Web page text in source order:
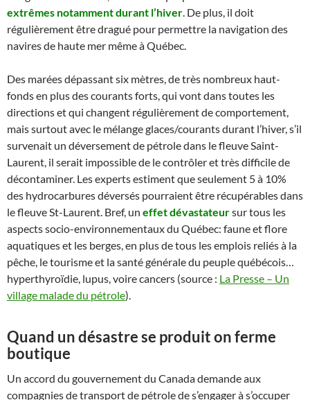
extrêmes notamment durant l’hiver. De plus, il doit
régulièrement être dragué pour permettre la navigation des
navires de haute mer même à Québec.
Des marées dépassant six mètres, de très nombreux haut-
fonds en plus des courants forts, qui vont dans toutes les
directions et qui changent régulièrement de comportement,
mais surtout avec le mélange glaces/courants durant l’hiver, s’il
survenait un déversement de pétrole dans le fleuve Saint-
Laurent, il serait impossible de le contrôler et très difficile de
décontaminer. Les experts estiment que seulement 5 à 10%
des hydrocarbures déversés pourraient être récupérables dans
le fleuve St-Laurent. Bref, un effet dévastateursur tous les
aspects socio-environnementaux du Québec: faune et flore
aquatiques et les berges, en plus de tous les emplois reliés à la
pêche, le tourisme et la santé générale du peuple québécois…
hyperthyroïdie, lupus, voire cancers (source : La Presse – Un
village malade du pétrole).
Quand un désastre se produit on ferme
boutique
Un accord du gouvernement du Canada demande aux
compagnies de transport de pétrole de s’engager à s’occuper